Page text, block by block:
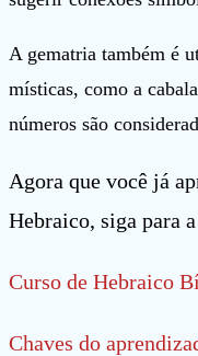
A gematria também é
místicas, como a
números são
Agora que você já
Hebraico, siga para
Curso de Hebraico
Chaves do